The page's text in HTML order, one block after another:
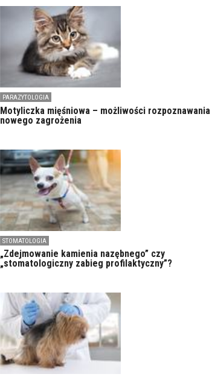
PARAZYTOLOGIA
Motyliczka mięśniowa – możliwości rozpoznawania
nowego zagrożenia
STOMATOLOGIA
„Zdejmowanie kamienia nazębnego” czy
„stomatologiczny zabieg profilaktyczny”?